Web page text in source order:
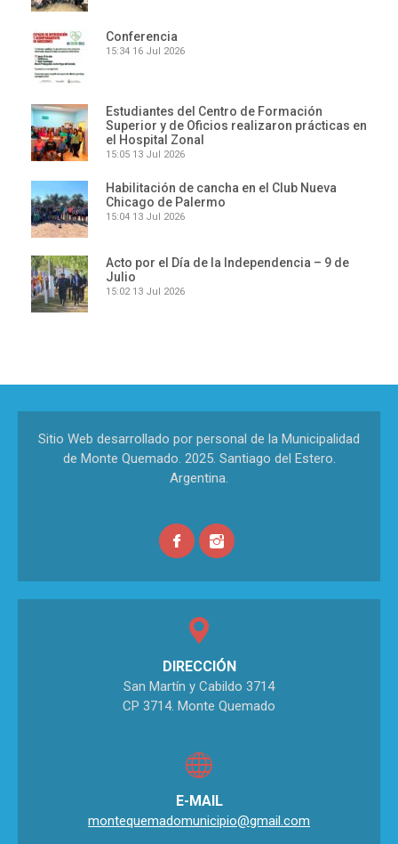
Conferencia
15:34 16 Jul 2026
Estudiantes del Centro de Formación
Superior y de Oficios realizaron prácticas en
el Hospital Zonal
15:05 13 Jul 2026
Habilitación de cancha en el Club Nueva
Chicago de Palermo
15:04 13 Jul 2026
Acto por el Día de la Independencia – 9 de
Julio
15:02 13 Jul 2026
Sitio Web desarrollado por personal de la Municipalidad
de Monte Quemado. 2025. Santiago del Estero.
Argentina.
DIRECCIÓN
San Martín y Cabildo 3714
CP 3714. Monte Quemado
E-MAIL
montequemadomunicipio@gmail.com